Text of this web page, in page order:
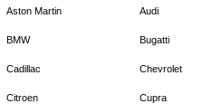
Aston Martin Audi
BMW Bugatti
Cadillac Chevrolet
Citroen Cupra